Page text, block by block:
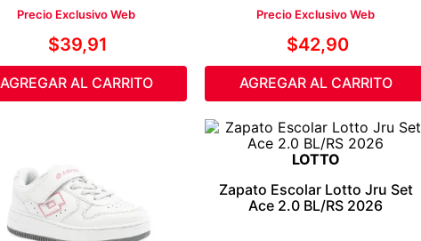
Precio Exclusivo Web
$39,91
AGREGAR AL CARRITO
Precio Exclusivo Web
$42,90
AGREGAR AL CARRITO
LOTTO
Zapato Escolar Lotto Jru Set
Ace 2.0 BL/RS 2026